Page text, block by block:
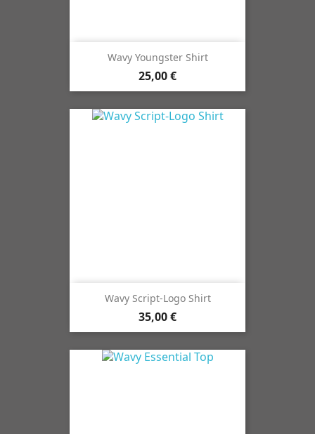
Wavy Youngster Shirt
25,00 €
Wavy Script-Logo Shirt
35,00 €